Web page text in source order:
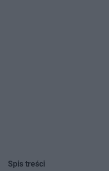
Spis treści